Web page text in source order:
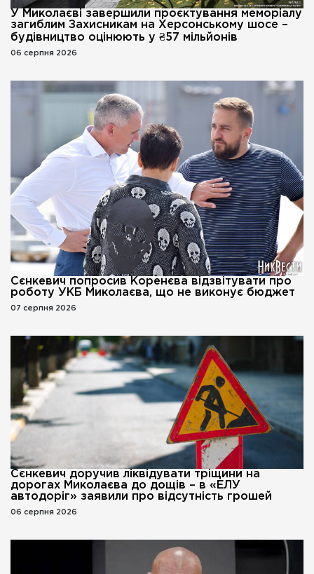
У Миколаєві завершили проєктування меморіалу
загиблим Захисникам на Херсонському шосе –
будівництво оцінюють у ₴57 мільйонів
06 серпня 2026
Сєнкевич попросив Коренєва відзвітувати про
роботу УКБ Миколаєва, що не виконує бюджет
07 серпня 2026
Сєнкевич доручив ліквідувати тріщини на
дорогах Миколаєва до дощів – в «ЕЛУ
автодоріг» заявили про відсутність грошей
06 серпня 2026